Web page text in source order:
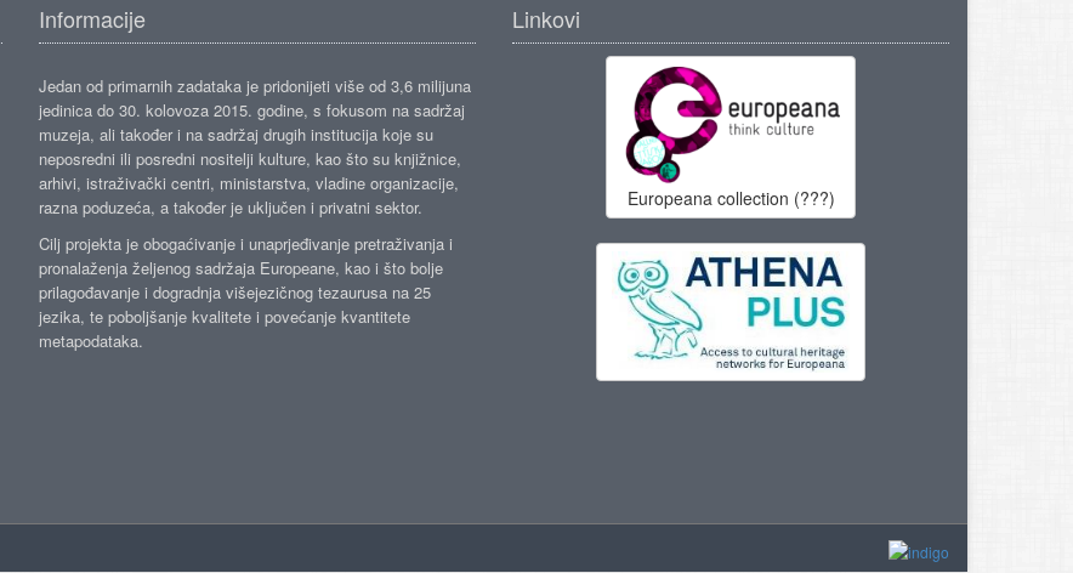
Informacije
Jedan od primarnih zadataka je pridonijeti više od 3,6 milijuna
jedinica do 30. kolovoza 2015. godine, s fokusom na sadržaj
muzeja, ali također i na sadržaj drugih institucija koje su
neposredni ili posredni nositelji kulture, kao što su knjižnice,
arhivi, istraživački centri, ministarstva, vladine organizacije,
razna poduzeća, a također je uključen i privatni sektor.
Cilj projekta je obogaćivanje i unaprjeđivanje pretraživanja i
pronalaženja željenog sadržaja Europeane, kao i što bolje
prilagođavanje i dogradnja višejezičnog tezaurusa na 25
jezika, te poboljšanje kvalitete i povećanje kvantitete
metapodataka.
Linkovi
Europeana collection (???)